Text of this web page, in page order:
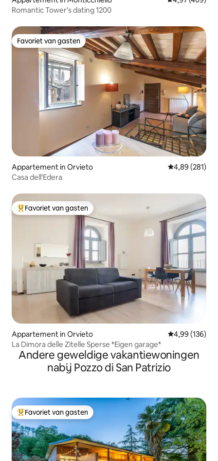
Romantic Tower's dating 1200
Favoriet van gasten
Favoriet van gasten
Appartement in Orvieto Gemiddelde
4,89 (281)
Casa dell'Edera
Topfavoriet van gasten
Favoriet van gasten
Appartement in Orvieto Gemiddelde
4,99 (136)
La Dimora delle Zitelle Sperse *Eigen garage*
Andere geweldige vakantiewoningen
nabij Pozzo di San Patrizio
Topfavoriet van gasten
Favoriet van gasten